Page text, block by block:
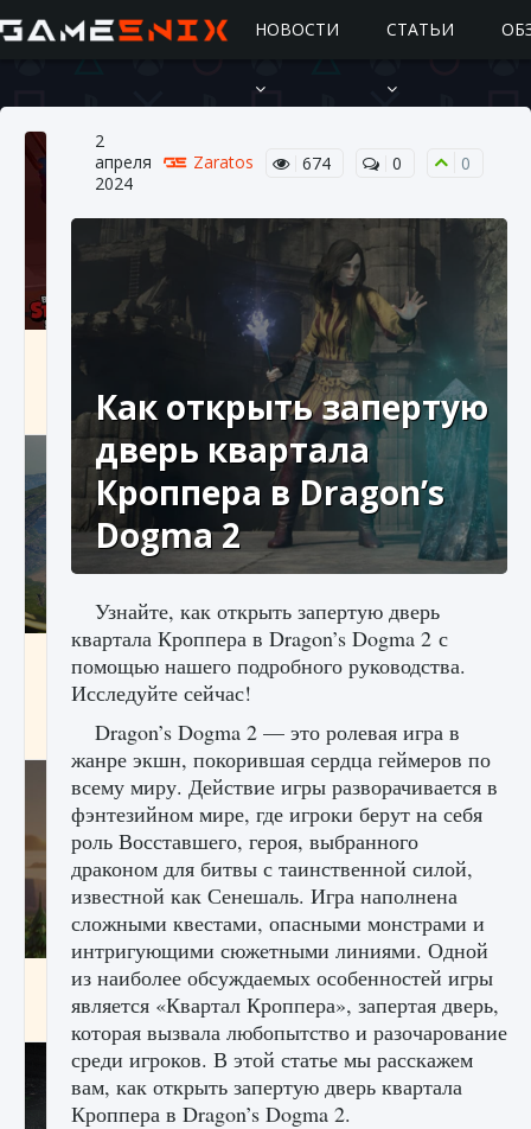
НОВОСТИ СТАТЬИ
Подробное руководство по получению
самоцветов Brawl Stars
10 августа 2024 2 685 0 1
Как исправить ошибку Palworld «Идет
сохранение мира — Невозможно начать
сохранение данных мира»
9 августа 2024 2 511 0 0
Как заработать медали лиги Clash of Clans
9 августа 2024 2 599 0 1
2
апреля
2024
Zaratos 674 0 0
Как открыть запертую
дверь квартала
Кроппера в Dragon’s
Dogma 2
Узнайте, как открыть запертую дверь
квартала Кроппера в Dragon’s Dogma 2 с
помощью нашего подробного руководства.
Исследуйте сейчас!
Dragon’s Dogma 2 — это ролевая игра в
жанре экшн, покорившая сердца геймеров по
всему миру. Действие игры разворачивается в
фэнтезийном мире, где игроки берут на себя
роль Восставшего, героя, выбранного
драконом для битвы с таинственной силой,
известной как Сенешаль. Игра наполнена
сложными квестами, опасными монстрами и
интригующими сюжетными линиями. Одной
из наиболее обсуждаемых особенностей игры
является «Квартал Кроппера», запертая дверь,
которая вызвала любопытство и разочарование
среди игроков. В этой статье мы расскажем
вам, как открыть запертую дверь квартала
Кроппера в Dragon’s Dogma 2.